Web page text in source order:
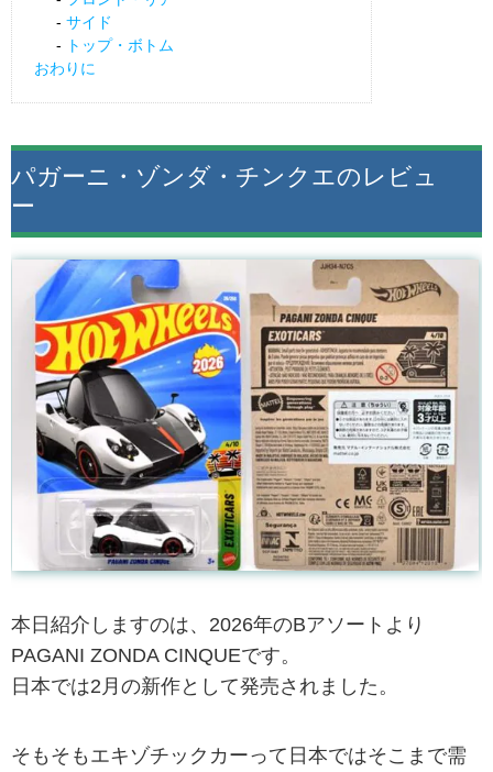
サイド
トップ・ボトム
おわりに
パガーニ・ゾンダ・チンクエのレビュ
ー
本日紹介しますのは、2026年のBアソートより
PAGANI ZONDA CINQUEです。
日本では2月の新作として発売されました。
そもそもエキゾチックカーって日本ではそこまで需